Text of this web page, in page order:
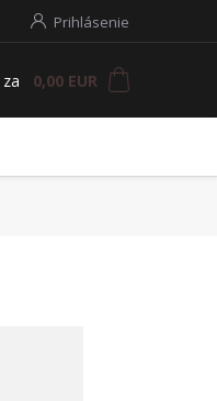
Prihlásenie
za 0,00 EUR